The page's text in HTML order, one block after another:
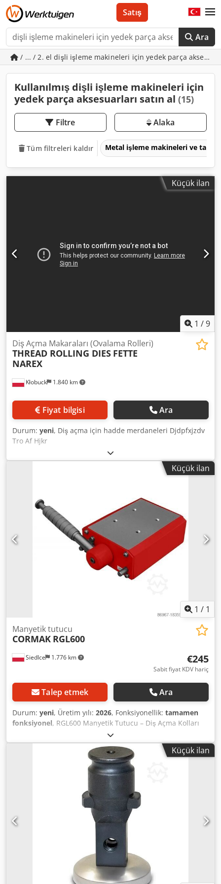
Ara
Satış
/ ... / 2. el dişli işleme makineleri için yedek parça
Kullanılmış dişli işleme makineleri için
yedek parça aksesuarları satın al (15)
Filtre Alaka
Tüm filtreleri kaldır Metal işleme makineleri ve
Küçük ilan
1 /9
Kłobuck 1.840 km
Diş Açma Makaraları (Ovalama Rolleri)
THREAD ROLLING DIES FETTE
NAREX
Fiyat bilgisi Ara
Durum: yeni, Diş açma için hadde merdaneleri Djdpfxjzdv
Tro Af Hjkr
Küçük ilan
1 / 1
Siedlce 1.776 km
Manyetik tutucu
CORMAK RGL600
€245
Sabit fiyat KDV hariç
Talep etmek Ara
Durum: yeni, Üretim yılı: 2026, Fonksiyonellik: tamamen
fonksiyonel, RGL600 Manyetik Tutucu – Diş Açma Kolları
için Güvenilir Taban RGL600 manyetik tutucu, diş açma
kollarının cihazın yüzeye kalıcı olarak sabitlenmesinin
mümkün olmadığı yerlerde monte edilmesi için
profesyonel bir çözümdür. Son derece güçlü mıknatısı ve
kompakt tasarımı sayesinde, diş açma kolunun, diş açma
makinesinin veya elektrikli diş açma aletinin çalışma
alanında güvenli ve stabil bir şekilde sabitlenmesini sağlar.
RGL600 Manyetik Tutucunun Temel Avantajları *
Maksimum kaldırma kapasitesi: 600 kg – Daha ağır diş
açma kollarının bile stabil bir şekilde sabitlenmesini
sağlar. * Kompakt boyutlar – Sınırlı çalışma alanlarında
bile kullanılabilir. * Evrensel montaj delikleri – 70 mm
aralık ve M8 diş, çoğu CORMAK diş açma kolu modeliyle
kolay entegrasyonu sağlar. * Sağlam yapı – Dayanıklı
malzemelerden üretilmiş olması, yoğun kullanıma karşı
Küçük ilan